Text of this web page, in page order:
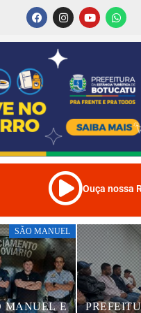
Ouça nossa
SÃO MANUEL
MANUEL E